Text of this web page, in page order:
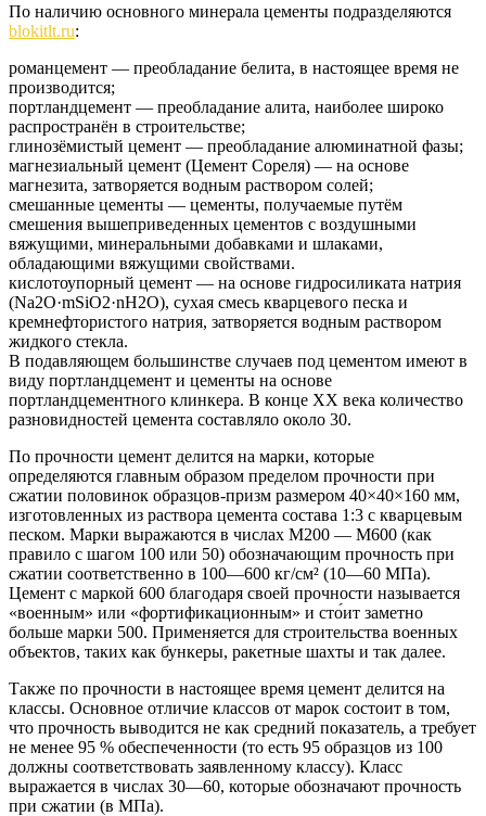
По наличию основного минерала цементы подразделяются
blokitlt.ru:
романцемент — преобладание белита, в настоящее время не
производится;
портландцемент — преобладание алита, наиболее широко
распространён в строительстве;
глинозёмистый цемент — преобладание алюминатной фазы;
магнезиальный цемент (Цемент Сореля) — на основе
магнезита, затворяется водным раствором солей;
смешанные цементы — цементы, получаемые путём
смешения вышеприведенных цементов с воздушными
вяжущими, минеральными добавками и шлаками,
обладающими вяжущими свойствами.
кислотоупорный цемент — на основе гидросиликата натрия
(Na2O·mSiO2·nH2O), сухая смесь кварцевого песка и
кремнефтористого натрия, затворяется водным раствором
жидкого стекла.
В подавляющем большинстве случаев под цементом имеют в
виду портландцемент и цементы на основе
портландцементного клинкера. В конце ХХ века количество
разновидностей цемента составляло около 30.
По прочности цемент делится на марки, которые
определяются главным образом пределом прочности при
сжатии половинок образцов-призм размером 40×40×160 мм,
изготовленных из раствора цемента состава 1:3 с кварцевым
песком. Марки выражаются в числах М200 — М600 (как
правило с шагом 100 или 50) обозначающим прочность при
сжатии соответственно в 100—600 кг/см² (10—60 МПа).
Цемент с маркой 600 благодаря своей прочности называется
«военным» или «фортификационным» и сто́ит заметно
больше марки 500. Применяется для строительства военных
объектов, таких как бункеры, ракетные шахты и так далее.
Также по прочности в настоящее время цемент делится на
классы. Основное отличие классов от марок состоит в том,
что прочность выводится не как средний показатель, а требует
не менее 95 % обеспеченности (то есть 95 образцов из 100
должны соответствовать заявленному классу). Класс
выражается в числах 30—60, которые обозначают прочность
при сжатии (в МПа).